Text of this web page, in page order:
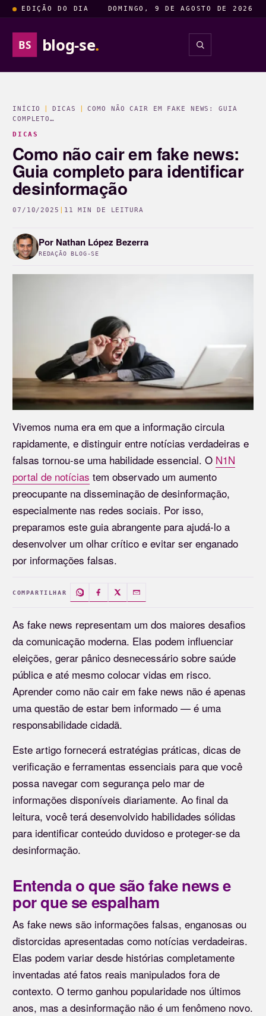
EDIÇÃO DO DIA DOMINGO, 9 DE AGOSTO DE 2026
BS blog-se.
INSIGHTS
INÍCIO DICAS
COMO NÃO CAIR EM FAKE NEWS: GUIA
COMPLETO…
DICAS
Como não cair em fake news:
Guia completo para identificar
desinformação
07/10/2025 11 MIN DE LEITURA
Por Nathan López Bezerra
REDAÇÃO BLOG-SE
Vivemos numa era em que a informação circula
rapidamente, e distinguir entre notícias verdadeiras e
falsas tornou-se uma habilidade essencial. O N1N
portal de notícias tem observado um aumento
preocupante na disseminação de desinformação,
especialmente nas redes sociais. Por isso,
preparamos este guia abrangente para ajudá-lo a
desenvolver um olhar crítico e evitar ser enganado
por informações falsas.
COMPARTILHAR
As fake news representam um dos maiores desafios
da comunicação moderna. Elas podem influenciar
eleições, gerar pânico desnecessário sobre saúde
pública e até mesmo colocar vidas em risco.
Aprender como não cair em fake news não é apenas
uma questão de estar bem informado — é uma
responsabilidade cidadã.
Este artigo fornecerá estratégias práticas, dicas de
verificação e ferramentas essenciais para que você
possa navegar com segurança pelo mar de
informações disponíveis diariamente. Ao final da
leitura, você terá desenvolvido habilidades sólidas
para identificar conteúdo duvidoso e proteger-se da
desinformação.
Entenda o que são fake news e
por que se espalham
As fake news são informações falsas, enganosas ou
distorcidas apresentadas como notícias verdadeiras.
Elas podem variar desde histórias completamente
inventadas até fatos reais manipulados fora de
contexto. O termo ganhou popularidade nos últimos
anos, mas a desinformação não é um fenômeno novo.